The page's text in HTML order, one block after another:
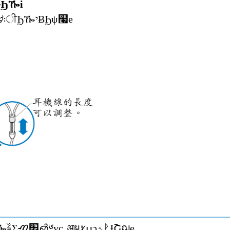
ߗ߬Ԛ͂ iPod classic ፭ڃؿϦዀi
ੀϦዀైɃ §Ϧዀ¨ਣeಳ܃ੀϦዀיɃϦψ໧e